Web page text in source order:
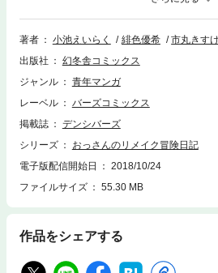
如異世界に飛ばされてしまい、若返った身体
ット！ 現代から持ち込んだアイテムも駆使
やりたい放題＆人生をリメイクしていく――!!
著者 小池えいらく 緋色優希
市丸きすけ
出版社
幻冬舎コミックス
ジャンル
青年マンガ
レーベル
バーズコミックス
掲載誌
デンシバーズ
シリーズ
おっさんのリメイク冒険日記
電子版配信開始日
2018/10/24
ファイルサイズ
55.30 MB
作品をシェアする